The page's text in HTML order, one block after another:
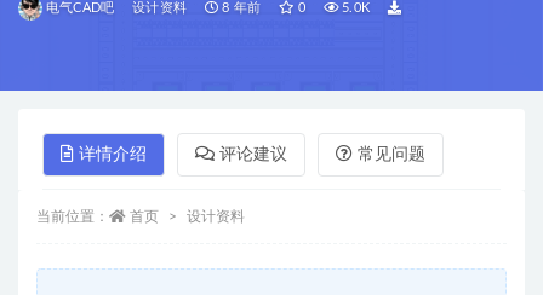
电气CAD吧 设计资料 8 年前 0 5.0K
详情介绍 评论建议 常见问题
当前位置： 首页 设计资料